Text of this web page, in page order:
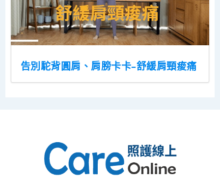
告別駝背圓肩、肩膀卡卡–舒緩肩頸痠痛